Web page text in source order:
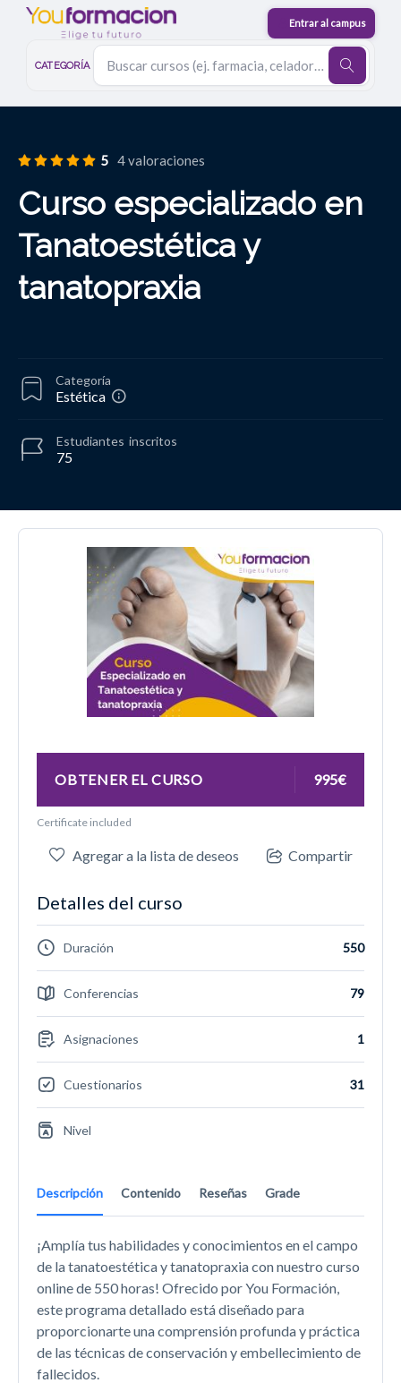
CATEGORÍA
5 4 valoraciones
Curso especializado en
Tanatoestética y
tanatopraxia
Categoría
Estética
75
Estudiantes inscritos
Descripción Contenido Reseñas Grade
¡Amplía tus habilidades y conocimientos en el campo
de la tanatoestética y tanatopraxia con nuestro curso
online de 550 horas! Ofrecido por You Formación,
este programa detallado está diseñado para
proporcionarte una comprensión profunda y práctica
de las técnicas de conservación y embellecimiento de
fallecidos.
OBTENER EL CURSO 995€
Certificate included
Agregar a la lista de deseos Compartir
Detalles del curso
Duración 550
Conferencias 79
Asignaciones 1
Cuestionarios 31
Nivel